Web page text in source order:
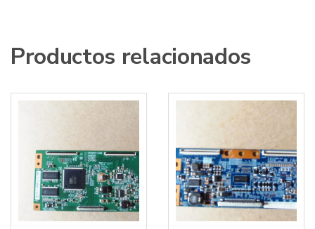
Productos relacionados